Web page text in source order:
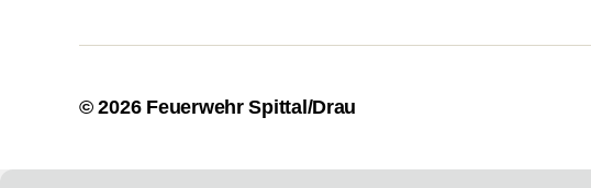
© 2026 Feuerwehr Spittal/Drau